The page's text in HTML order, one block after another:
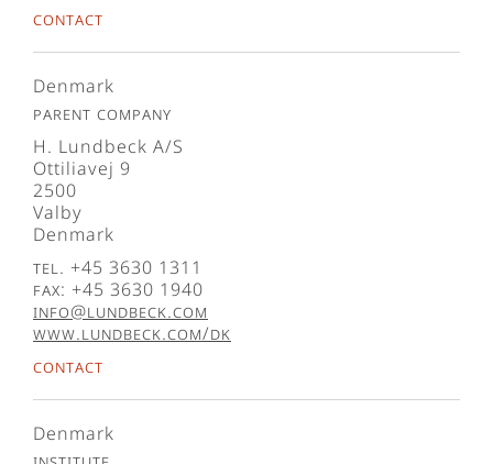
Contact
Denmark
Parent company
H. Lundbeck A/S
Ottiliavej 9
2500
Valby
Denmark
Tel. +45 3630 1311
Fax: +45 3630 1940
info@lundbeck.com
www.lundbeck.com/dk
Contact
Denmark